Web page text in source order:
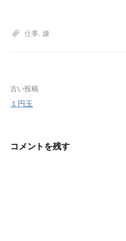
仕事 嫌
投
稿
ビ
古い投稿
１円玉
コメントを残す